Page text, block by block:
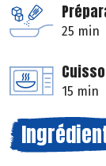
25 min
15 min